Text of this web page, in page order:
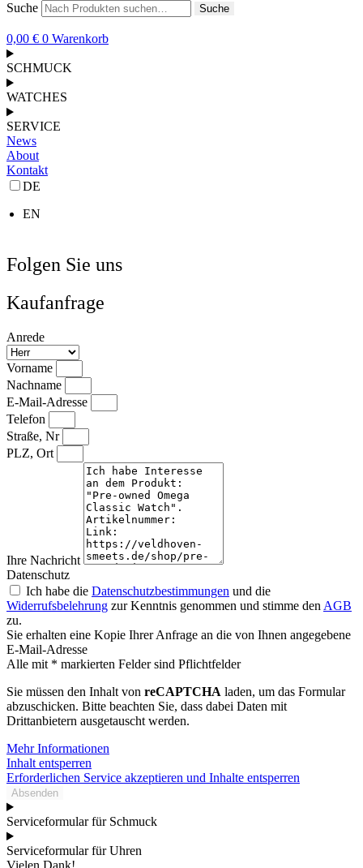
Suche Suche
0,00 € 0 Warenkorb
SCHMUCK
WATCHES
SERVICE
News
About
Kontakt
DE
EN
Folgen Sie uns
Kaufanfrage
Anrede
Vorname
Nachname
E-Mail-Adresse
Telefon
Straße, Nr
PLZ, Ort
Ihre Nachricht
Datenschutz
Ich habe die Datenschutzbestimmungen und die
Widerrufsbelehrung zur Kenntnis genommen und stimme den AGB
zu.
Sie erhalten eine Kopie Ihrer Anfrage an die von Ihnen angegebene
E-Mail-Adresse
Alle mit * markierten Felder sind Pflichtfelder
Sie müssen den Inhalt von reCAPTCHA laden, um das Formular
abzuschicken. Bitte beachten Sie, dass dabei Daten mit
Drittanbietern ausgetauscht werden.
Mehr Informationen
Inhalt entsperren
Erforderlichen Service akzeptieren und Inhalte entsperren
Absenden
Serviceformular für Schmuck
Serviceformular für Uhren
Vielen Dank!